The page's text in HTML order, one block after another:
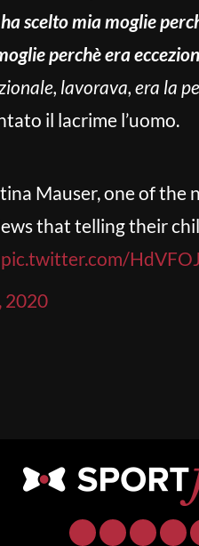
scelto mia moglie
perchè era
lavorava, era la
il lacrime l’uomo.
Mauser, one of the
that telling their
pic.twitter.com/
2020